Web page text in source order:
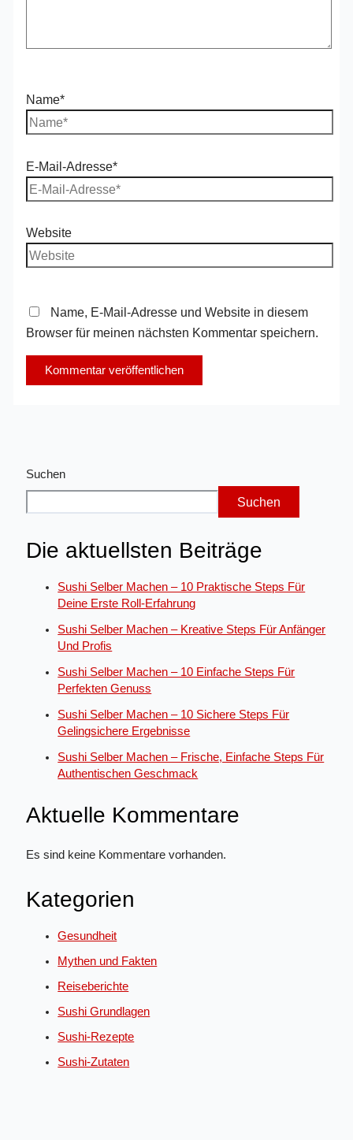
Name*
E-Mail-Adresse*
Website
Name, E-Mail-Adresse und Website in diesem
Browser für meinen nächsten Kommentar speichern.
Suchen
Suchen
Die aktuellsten Beiträge
Sushi Selber Machen – 10 Praktische Steps Für
Deine Erste Roll-Erfahrung
Sushi Selber Machen – Kreative Steps Für Anfänger
Und Profis
Sushi Selber Machen – 10 Einfache Steps Für
Perfekten Genuss
Sushi Selber Machen – 10 Sichere Steps Für
Gelingsichere Ergebnisse
Sushi Selber Machen – Frische, Einfache Steps Für
Authentischen Geschmack
Aktuelle Kommentare
Es sind keine Kommentare vorhanden.
Kategorien
Gesundheit
Mythen und Fakten
Reiseberichte
Sushi Grundlagen
Sushi-Rezepte
Sushi-Zutaten